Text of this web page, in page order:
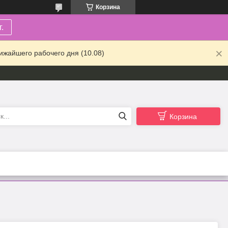
Корзина
рабочего дня (10.08)
Корзина